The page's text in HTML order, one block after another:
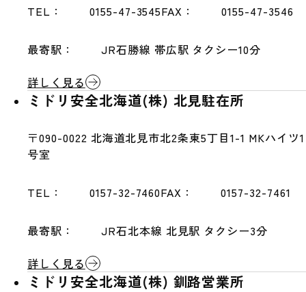
TEL： 0155-47-3545FAX： 0155-47-3546
最寄駅：
JR石勝線 帯広駅 タクシー10分
詳しく見る
ミドリ安全北海道(株) 北見駐在所
〒090-0022 北海道北見市北2条東5丁目1-1 MKハイツ1
号室
TEL： 0157-32-7460FAX： 0157-32-7461
最寄駅：
JR石北本線 北見駅 タクシー3分
詳しく見る
ミドリ安全北海道(株) 釧路営業所